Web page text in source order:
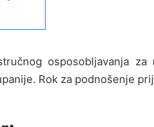
osposobljavanja
Rok za podnošenje